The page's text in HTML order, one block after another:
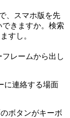
、スマホ版を先
きますか。検索
すし。
レームから出し
に連絡する場面
ボタンがキーボ